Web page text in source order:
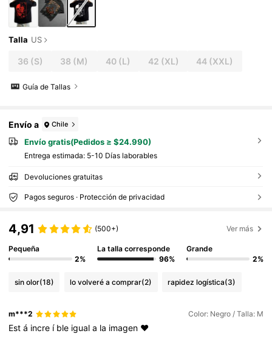
Talla US
36 (S) 38 (M) 40(L) 42 (XL) 44 (XXL)
Guía de Tallas
Envío a Chile
Envío gratis(Pedidos ≥ $24.990)
Entrega estimada: 5-10 Días laborables
Devoluciones gratuitas
Pagos seguros · Protección de privacidad
4,91 (500+) Ver más
Pequeña
2%
La talla corresponde
96%
Grande
2%
sin olor(18) lo volveré a comprar(2) rapidez logística(3)
m***2 Color: Negro / Talla: M
Está incre í ble iguala la imagen ❤️